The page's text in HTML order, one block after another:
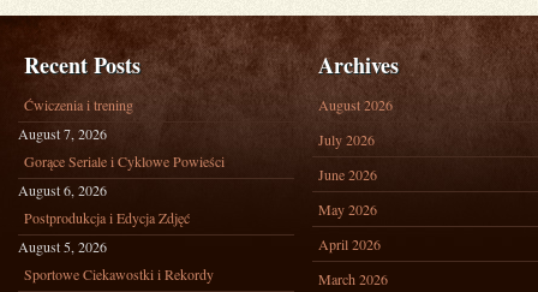
Recent Posts
Ćwiczenia i trening
August 7, 2026
Gorące Seriale i Cyklowe Powieści
August 6, 2026
Postprodukcja i Edycja Zdjęć
August 5, 2026
Sportowe Ciekawostki i Rekordy
Archives
August 2026
July 2026
June 2026
May 2026
April 2026
March 2026